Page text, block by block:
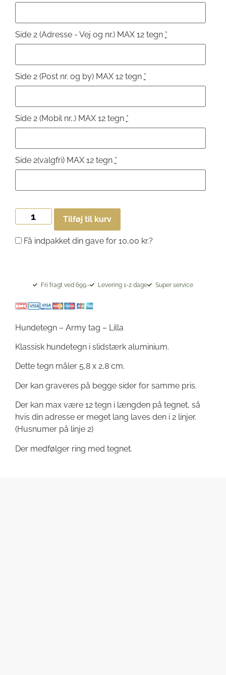
Side 2 (Adresse - Vej og nr.) MAX 12 tegn *
Side 2 (Post nr. og by) MAX 12 tegn *
Side 2 (Mobil nr,.) MAX 12 tegn *
Side 2(valgfri) MAX 12 tegn *
Tilføj til kurv
Få indpakket din gave for 10,00 kr.?
Fri fragt ved 699.- Levering 1-2 dage Super service
Hundetegn – Army tag – Lilla
Klassisk hundetegn i slidstærk aluminium.
Dette tegn måler 5,8 x 2,8 cm.
Der kan graveres på begge sider for samme pris.
Der kan max være 12 tegn i længden på tegnet, så
hvis din adresse er meget lang laves den i 2 linjer.
(Husnumer på linje 2)
Der medfølger ring med tegnet.